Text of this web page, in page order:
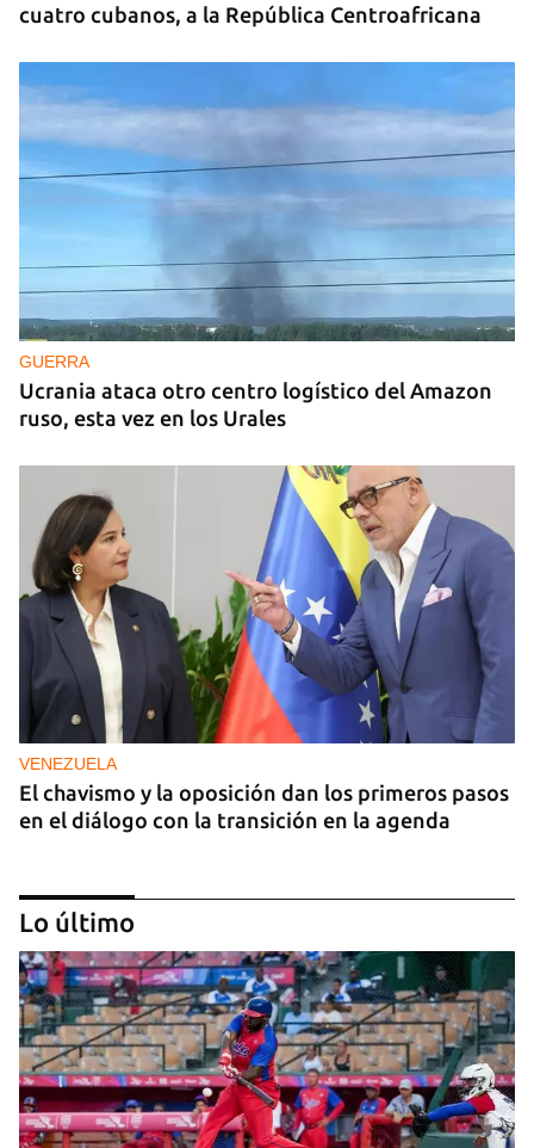
cuatro cubanos, a la República Centroafricana
GUERRA
Ucrania ataca otro centro logístico del Amazon
ruso, esta vez en los Urales
VENEZUELA
El chavismo y la oposición dan los primeros pasos
en el diálogo con la transición en la agenda
Lo último